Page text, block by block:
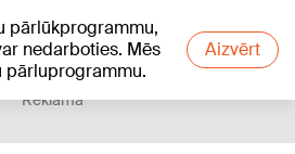
pārlūkprogrammu,
nedarboties. Mēs
pārluprogrammu.
Aizvērt
Reklāma